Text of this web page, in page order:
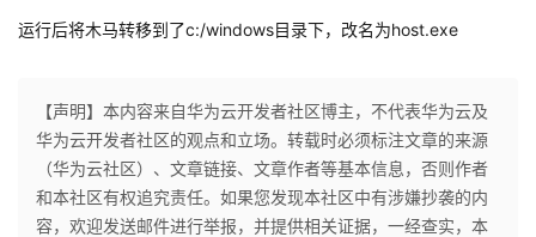
运行后将木马转移到了c:/windows目录下，改名为host.exe
【声明】本内容来自华为云开发者社区博主，不代表华为云及
华为云开发者社区的观点和立场。转载时必须标注文章的来源
（华为云社区）、文章链接、文章作者等基本信息，否则作者
和本社区有权追究责任。如果您发现本社区中有涉嫌抄袭的内
容，欢迎发送邮件进行举报，并提供相关证据，一经查实，本